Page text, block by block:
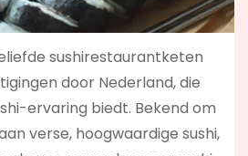
sushirestaurantketen
door Nederland, die
ervaring biedt. Bekend om
verse, hoogwaardige sushi,